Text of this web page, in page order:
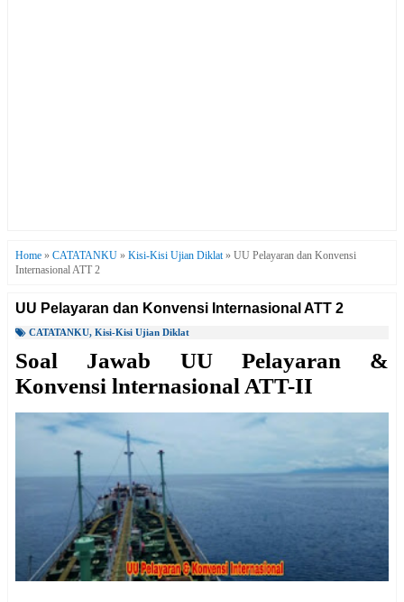
Home » CATATANKU » Kisi-Kisi Ujian Diklat» UU Pelayaran dan Konvensi
Internasional ATT 2
UU Pelayaran dan Konvensi Internasional ATT 2
CATATANKU, Kisi-Kisi Ujian Diklat
Soal Jawab UU Pelayaran &
Konvensi lnternasional ATT-II